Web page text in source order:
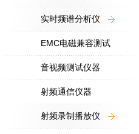
实时频谱分析仪
EMC电磁兼容测试
音视频测试仪器
射频通信仪器
射频录制播放仪